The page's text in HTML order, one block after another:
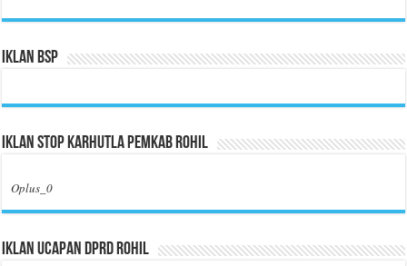
Iklan BSP
Iklan Stop Karhutla Pemkab Rohil
Oplus_0
Iklan Ucapan DPRD Rohil